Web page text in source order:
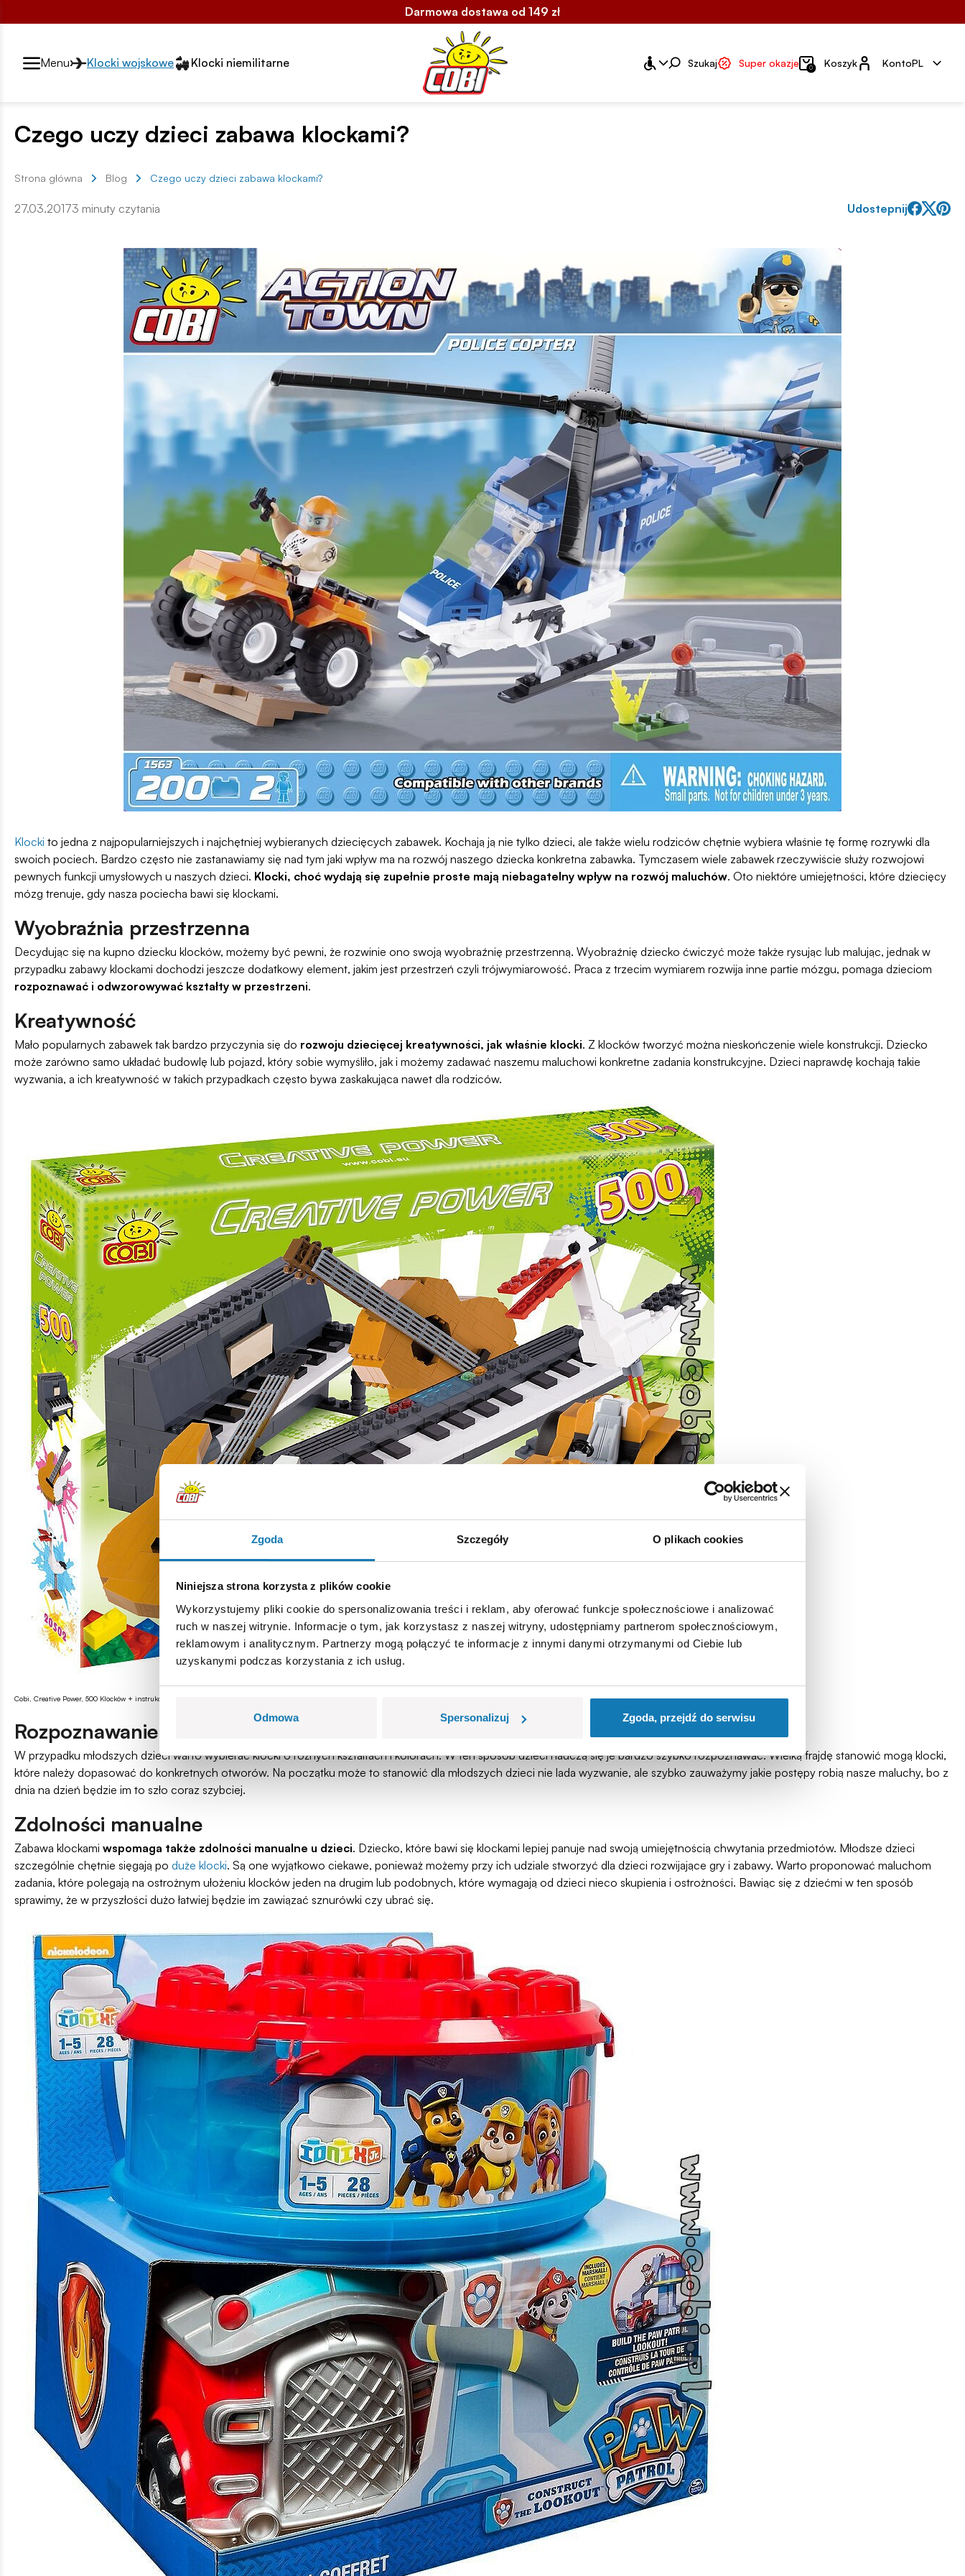
Zgoda Szczegóły O plikach cookies
Niniejsza strona korzysta z plików cookie
Wykorzystujemy pliki cookie do spersonalizowania treści i reklam, aby oferować funkcje społecznościowe i analizować
ruch w naszej witrynie. Informacje o tym, jak korzystasz z naszej witryny, udostępniamy partnerom społecznościowym,
reklamowym i analitycznym. Partnerzy mogą połączyć te informacje z innymi danymi otrzymanymi od Ciebie lub
uzyskanymi podczas korzystania z ich usług.
Odmowa Spersonalizuj Zgoda, przejdź do serwisu
Darmowa dostawa od 149 zł
Przełącznik segmentów2
Menu Klocki wojskowe Klocki niemilitarne Szukaj Super okazje 0 KoszykKonto
KontoPL
Czego uczy dzieci zabawa klockami?
Strona główna Blog Czego uczy dzieci zabawa klockami?
27.03.20173 minuty czytania Udostepnij
Klocki to jedna z najpopularniejszych i najchętniej wybieranych dziecięcych zabawek. Kochają ją nie tylko dzieci, ale także wielu rodziców chętnie wybiera właśnie tę formę rozrywki dla
swoich pociech. Bardzo często nie zastanawiamy się nad tym jaki wpływ ma na rozwój naszego dziecka konkretna zabawka. Tymczasem wiele zabawek rzeczywiście służy rozwojowi
pewnych funkcji umysłowych u naszych dzieci. Klocki, choć wydają się zupełnie proste mają niebagatelny wpływ na rozwój maluchów. Oto niektóre umiejętności, które dziecięcy
mózg trenuje, gdy nasza pociecha bawi się klockami.
Wyobraźnia przestrzenna
Decydując się na kupno dziecku klocków, możemy być pewni, że rozwinie ono swoją wyobraźnię przestrzenną. Wyobraźnię dziecko ćwiczyć może także rysując lub malując, jednak w
przypadku zabawy klockami dochodzi jeszcze dodatkowy element, jakim jest przestrzeń czyli trójwymiarowość. Praca z trzecim wymiarem rozwija inne partie mózgu, pomaga dzieciom
rozpoznawać i odwzorowywać kształty w przestrzeni.
Kreatywność
Mało popularnych zabawek tak bardzo przyczynia się do rozwoju dziecięcej kreatywności, jak właśnie klocki. Z klocków tworzyć można nieskończenie wiele konstrukcji. Dziecko
może zarówno samo układać budowlę lub pojazd, który sobie wymyśliło, jak i możemy zadawać naszemu maluchowi konkretne zadania konstrukcyjne. Dzieci naprawdę kochają takie
wyzwania, a ich kreatywność w takich przypadkach często bywa zaskakująca nawet dla rodziców.
Cobi, Creative Power, 500 Klocków + instrukcje, 5+
Rozpoznawanie kształtów i kolorów
W przypadku młodszych dzieci warto wybierać klocki o różnych kształtach i kolorach. W ten sposób dzieci nauczą się je bardzo szybko rozpoznawać. Wielką frajdę stanowić mogą klocki,
które należy dopasować do konkretnych otworów. Na początku może to stanowić dla młodszych dzieci nie lada wyzwanie, ale szybko zauważymy jakie postępy robią nasze maluchy, bo z
dnia na dzień będzie im to szło coraz szybciej.
Zdolności manualne
Zabawa klockami wspomaga także zdolności manualne u dzieci. Dziecko, które bawi się klockami lepiej panuje nad swoją umiejętnością chwytania przedmiotów. Młodsze dzieci
szczególnie chętnie sięgają po duże klocki. Są one wyjątkowo ciekawe, ponieważ możemy przy ich udziale stworzyć dla dzieci rozwijające gry i zabawy. Warto proponować maluchom
zadania, które polegają na ostrożnym ułożeniu klocków jeden na drugim lub podobnych, które wymagają od dzieci nieco skupienia i ostrożności. Bawiąc się z dziećmi w ten sposób
sprawimy, że w przyszłości dużo łatwiej będzie im zawiązać sznurówki czy ubrać się.